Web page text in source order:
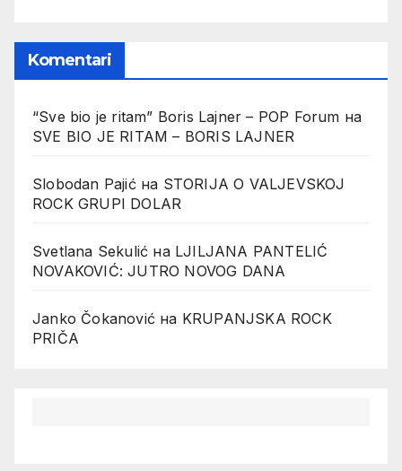
Komentari
“Sve bio je ritam” Boris Lajner – POP Forum на
SVE BIO JE RITAM – BORIS LAJNER
Slobodan Pajićна STORIJA O VALJEVSKOJ
ROCK GRUPI DOLAR
Svetlana Sekulić на LJILJANA PANTELIĆ
NOVAKOVIĆ: JUTRO NOVOG DANA
Janko Čokanović на KRUPANJSKA ROCK
PRIČA